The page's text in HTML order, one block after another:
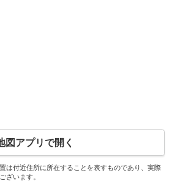
図アプリで開く
は付近住所に所在することを表すものであり、実際
ざいます。